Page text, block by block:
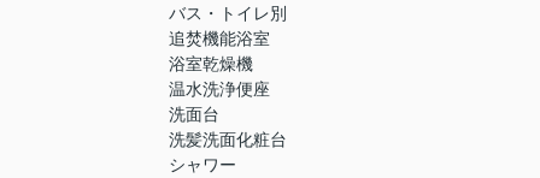
バス・トイレ別
追焚機能浴室
浴室乾燥機
温水洗浄便座
洗面台
洗髪洗面化粧台
シャワー